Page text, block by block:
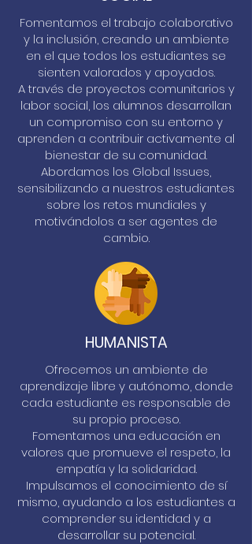
Fomentamos el trabajo colaborativo
y la inclusión, creando un ambiente
en el que todos los estudiantes se
sienten valorados y apoyados.
A través de proyectos comunitarios y
labor social, los alumnos desarrollan
un compromiso con su entorno y
aprenden a contribuir activamente al
bienestar de su comunidad.
Abordamos los Global Issues,
sensibilizando a nuestros estudiantes
sobre los retos mundiales y
motivándolos a ser agentes de
cambio.
HUMANISTA
Ofrecemos un ambiente de
aprendizaje libre y autónomo, donde
cada estudiante es responsable de
su propio proceso.
Fomentamos una educación en
valores que promueve el respeto, la
empatía y la solidaridad.
Impulsamos el conocimiento de sí
mismo, ayudando a los estudiantes a
comprender su identidad y a
desarrollar su potencial.